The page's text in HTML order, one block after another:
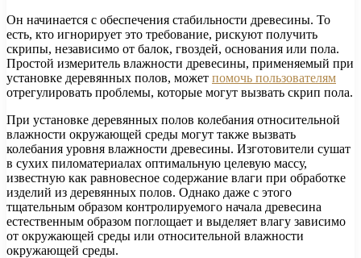
Он начинается с обеспечения стабильности древесины. То
есть, кто игнорирует это требование, рискуют получить
скрипы, независимо от балок, гвоздей, основания или пола.
Простой измеритель влажности древесины, применяемый при
установке деревянных полов, может помочь пользователям
отрегулировать проблемы, которые могут вызвать скрип пола.
При установке деревянных полов колебания относительной
влажности окружающей среды могут также вызвать
колебания уровня влажности древесины. Изготовители сушат
в сухих пиломатериалах оптимальную целевую массу,
известную как равновесное содержание влаги при обработке
изделий из деревянных полов. Однако даже с этого
тщательным образом контролируемого начала древесина
естественным образом поглощает и выделяет влагу зависимо
от окружающей среды или относительной влажности
окружающей среды.